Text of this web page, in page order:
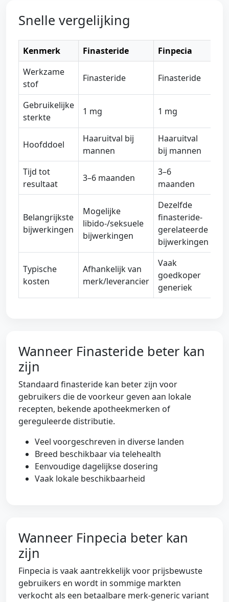
Snelle vergelijking
Kenmerk Finasteride
Finpecia
Werkzame
stof
Finasteride Finasteride
Gebruikelijke
sterkte
1 mg 1 mg
Hoofddoel
Haaruitval bij
mannen
Haaruitval
bij mannen
Tijd tot
resultaat
3–6 maanden
3–6
maanden
Belangrijkste
bijwerkingen
Mogelijke
libido-/seksuele
bijwerkingen
Dezelfde
finasteride-
gerelateerde
bijwerkingen
Typische
kosten
Afhankelijk van
merk/leverancier
Vaak
goedkoper
generiek
Wanneer Finasteride beter kan
zijn
Standaard finasteride kan beter zijn voor
gebruikers die de voorkeur geven aan lokale
recepten, bekende apotheekmerken of
gereguleerde distributie.
Veel voorgeschreven in diverse landen
Breed beschikbaar via telehealth
Eenvoudige dagelijkse dosering
Vaak lokale beschikbaarheid
Wanneer Finpecia beter kan
zijn
Finpecia is vaak aantrekkelijk voor prijsbewuste
gebruikers en wordt in sommige markten
verkocht als een betaalbare merk-generic variant